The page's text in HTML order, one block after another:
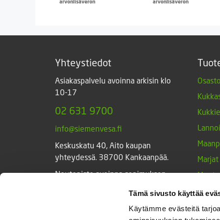
Tämä sivusto käyttää
Käytämme evästeitä
arvonlisäveron
arvonlisäveron
Yhteystiedot
Asiakaspalvelu avoinna arkisin klo
10-17
02 631 9700
info@siemenvesa.fi
Keskuskatu 40, Aito kaupan
yhteydessä. 38700 Kankaanpää.
Noutopiste avoinna sopimuksen
Muut
Muut